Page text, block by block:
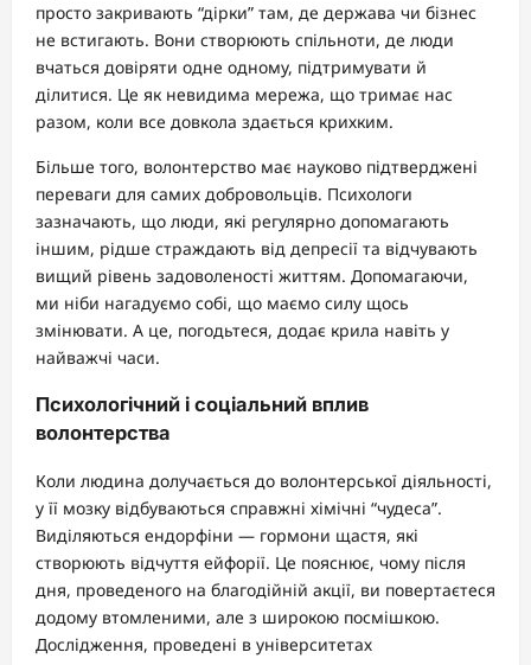
просто закривають “дірки” там, де держава чи бізнес
не встигають. Вони створюють спільноти, де люди
вчаться довіряти одне одному, підтримувати й
ділитися. Це як невидима мережа, що тримає нас
разом, коли все довкола здається крихким.
Більше того, волонтерство має науково підтверджені
переваги для самих добровольців. Психологи
зазначають, що люди, які регулярно допомагають
іншим, рідше страждають від депресії та відчувають
вищий рівень задоволеності життям. Допомагаючи,
ми ніби нагадуємо собі, що маємо силу щось
змінювати. А це, погодьтеся, додає крила навіть у
найважчі часи.
Психологічний і соціальний вплив
волонтерства
Коли людина долучається до волонтерської діяльності,
у її мозку відбуваються справжні хімічні “чудеса”.
Виділяються ендорфіни — гормони щастя, які
створюють відчуття ейфорії. Це пояснює, чому після
дня, проведеного на благодійній акції, ви повертаєтеся
додому втомленими, але з широкою посмішкою.
Дослідження, проведені в університетах